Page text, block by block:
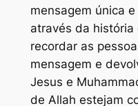
mensagem única
através da
recordar as
mensagem e
Jesus e
de Allah estejam